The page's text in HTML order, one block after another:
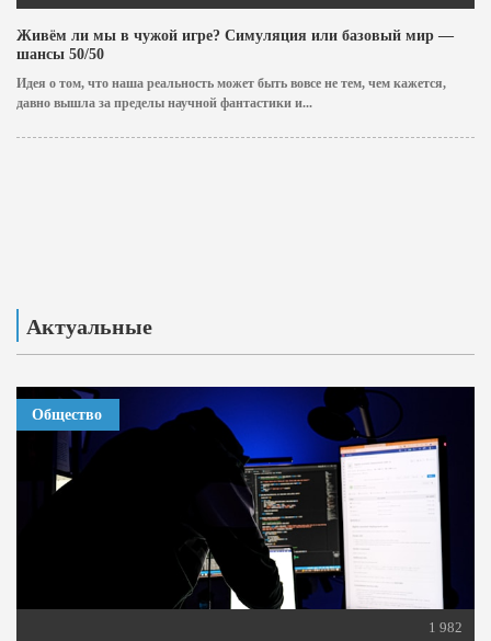
Живём ли мы в чужой игре? Симуляция или базовый мир —
шансы 50/50
Идея о том, что наша реальность может быть вовсе не тем, чем кажется,
давно вышла за пределы научной фантастики и...
Актуальные
Общество
1 982